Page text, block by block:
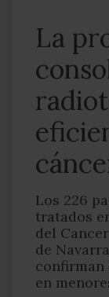
La
Los 226
tratados
del
de
confirman
en